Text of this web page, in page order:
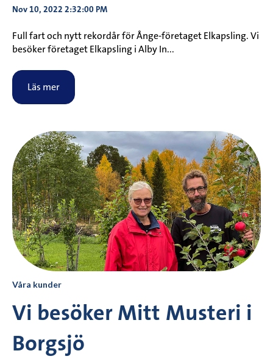
Nov 10, 2022 2:32:00 PM
Full fart och nytt rekordår för Ånge-företaget Elkapsling. Vi
besöker företaget Elkapsling i Alby In...
Läs mer
Våra kunder
Vi besöker Mitt Musteri i
Borgsjö